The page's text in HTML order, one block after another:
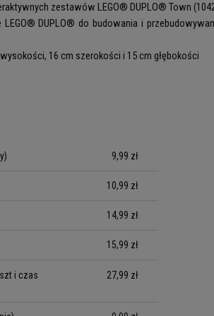
zestawów LEGO® DUPLO® Town
DUPLO® do budowania i
16 cm szerokości i 15 cm głębokości
9,99 zł
10,99 zł
14,99 zł
15,99 zł
i czas 27,99 zł